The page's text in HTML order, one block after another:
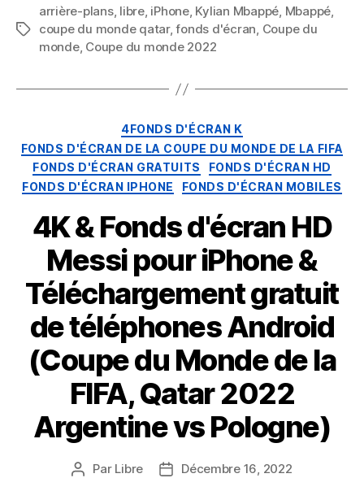
Kylian
Mbappé
Mots
arrière-plans, libre, iPhone, Kylian Mbappé, Mbappé,
coupe du monde qatar,fonds d'écran, Coupe du
monde, Coupe du monde 2022
Catégories
4FONDS D'ÉCRAN K
FONDS D'ÉCRAN DE LA COUPE DU MONDE DE LA FIFA
FONDS D'ÉCRAN GRATUITS
FONDS D'ÉCRAN HD
FONDS D'ÉCRAN IPHONE
FONDS D'ÉCRAN MOBILES
4K & Fonds d'écran HD
Messi pour iPhone &
Téléchargement gratuit
de téléphones Android
(Coupe du Monde de la
FIFA, Qatar 2022
Argentine vs Pologne)
Auteur
Par Libre
DateDécembre 16, 2022